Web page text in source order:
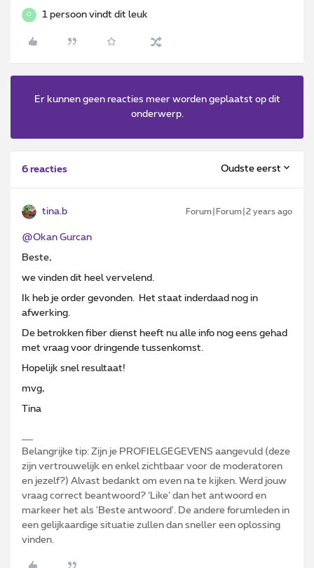
O 1 persoon vindt dit leuk
Er kunnen geen reacties meer worden geplaatst op dit
onderwerp.
6 reacties Oudste eerst
tina.b Forum|Forum|2 years ago
@Okan Gurcan
Beste,
we vinden dit heel vervelend.
Ik heb je order gevonden. Het staat inderdaad nog in
afwerking.
De betrokken fiber dienst heeft nu alle info nog eens gehad
met vraag voor dringende tussenkomst.
Hopelijk snel resultaat!
mvg,
Tina
Belangrijke tip: Zijn je PROFIELGEGEVENS aangevuld (deze
zijn vertrouwelijk en enkel zichtbaar voor de moderatoren
en jezelf?) Alvast bedankt om even na te kijken. Werd jouw
vraag correct beantwoord? ‘Like’ dan het antwoord en
markeer het als 'Beste antwoord'. De andere forumleden in
een gelijkaardige situatie zullen dan sneller een oplossing
vinden.